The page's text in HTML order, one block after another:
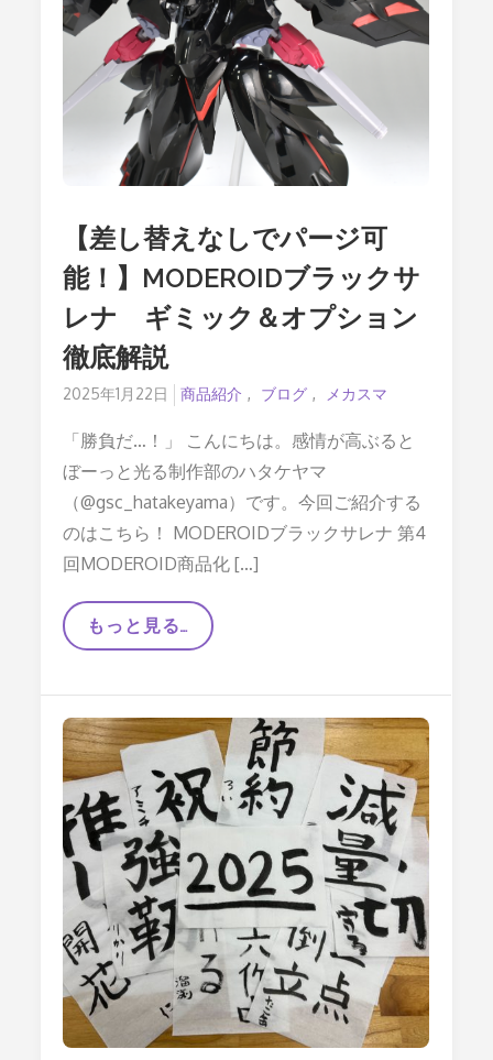
魅
力
れ
る
会！
ス
マ
関
連
作
品
紹
介
作
イ
ン
タ
ビ
ュ
ー
展
会
参
加
ー
ト
】
【差し替えなしでパージ可
能！】MODEROIDブラックサ
レナ ギミック＆オプション
徹底解説
Posted
2025年1月22日 商品紹介 ブログ メカスマ
「勝負だ…！」 こんにちは。感情が高ぶると
ぼーっと光る制作部のハタケヤマ
（@gsc_hatakeyama）です。今回ご紹介する
のはこちら！ MODEROIDブラックサレナ 第4
回MODEROID商品化 […]
【差
し
な
し
で
パ
ー
ジ
可
能！】
MODEROID
ブ
ラ
ッ
ク
サ
レ
ナ
ギ
ミ
ッ
もっと見る…